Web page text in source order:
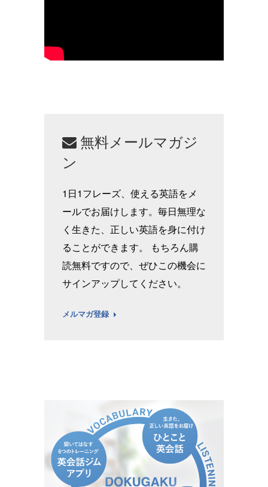
無料メールマガジ
ン
1日1フレーズ、使える英語をメ
ールでお届けします。毎日無理な
く生きた、正しい英語を身に付け
ることができます。 もちろん購
読無料ですので、ぜひこの機会に
サインアップしてください。
メルマガ登録